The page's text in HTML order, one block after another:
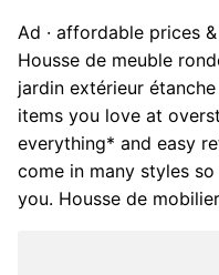
Ad · affordable prices
Housse de meuble
jardin extérieur
items you love at
everything* and easy
come in many styles
you. Housse de